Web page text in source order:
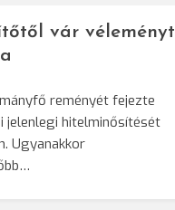
vár véleményt
reményét fejezte
jelenlegi hitelminősítését
Ugyanakkor